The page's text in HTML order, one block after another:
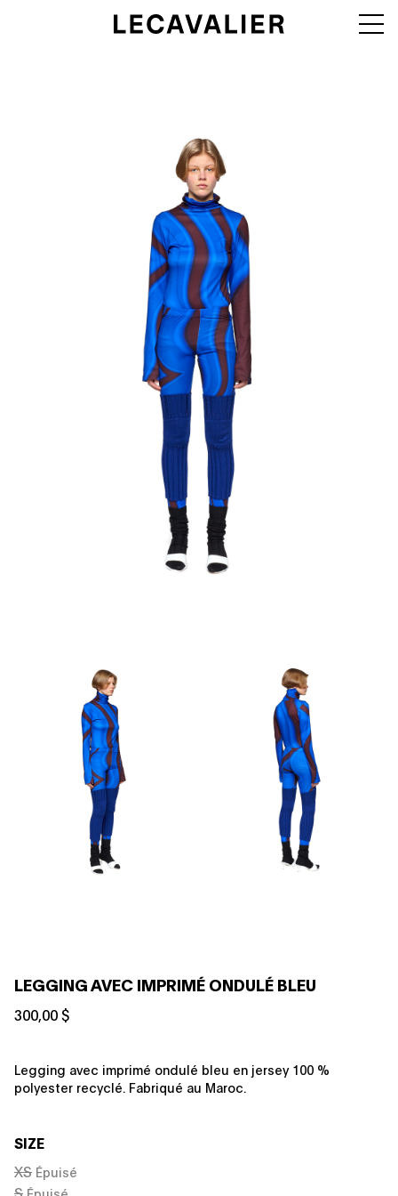
LEGGING AVEC IMPRIMÉ ONDULÉ BLEU
300,00 $
Legging avec imprimé ondulé bleu en jersey 100 %
polyester recyclé. Fabriqué au Maroc.
SIZE
XS Épuisé